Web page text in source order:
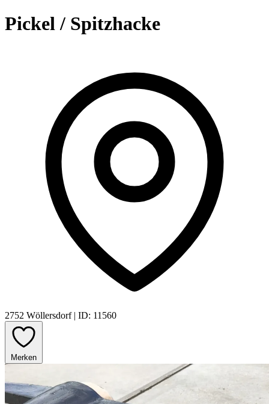
Pickel / Spitzhacke
2752 Wöllersdorf | ID: 11560
Merken